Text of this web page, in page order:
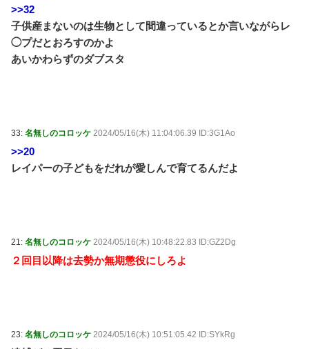
>>32
子供産まないのは生物として間違っているとか言いながらレ
◯プだとおろすのかよ
あいかわらずのダブスタ
33: 名無しのコロッケ 2024/05/16(木) 11:04:06.39 ID:3G1Ao
>>20
レイパーの子どもをだれが愛しんで育てるんだよ
21: 名無しのコロッケ 2024/05/16(木) 10:48:22.83 ID:GZ2Dg
２回目以降は去勢か無期懲役にしろよ
23: 名無しのコロッケ 2024/05/16(木) 10:51:05.42 ID:SYkRg